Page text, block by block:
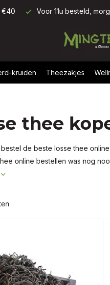
€40 Voor 11u besteld,
kruiden Theezakjes
thee
de beste losse thee
online bestellen was nog